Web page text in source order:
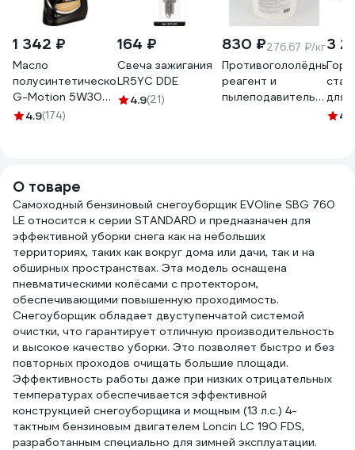
1 342 ₽
Масло
полусинтетическое
G-Motion 5W30
4Т ARCTIC (1 л)
4.9(174)
164 ₽
Свеча зажигания
LR5YC DDE
4.9(21)
830 ₽276.67 ₽/кг
Противогололёдный
реагент и
пылеподавитель
3
для
4.8
О товаре
Самоходный бензиновый снегоуборщик EVOline SBG 760
LE относится к серии STANDARD и предназначен для
эффективной уборки снега как на небольших
территориях, таких как вокруг дома или дачи, так и на
обширных пространствах. Эта модель оснащена
пневматическими колёсами с протектором,
обеспечивающими повышенную проходимость.
Снегоуборщик обладает двуступенчатой системой
очистки, что гарантирует отличную производительность
и высокое качество уборки. Это позволяет быстро и без
повторных проходов очищать большие площади.
Эффективность работы даже при низких отрицательных
температурах обеспечивается эффективной
конструкцией снегоуборщика и мощным (13 л.с.) 4-
тактным бензиновым двигателем Loncin LC 190 FDS,
разработанным специально для зимней эксплуатации.